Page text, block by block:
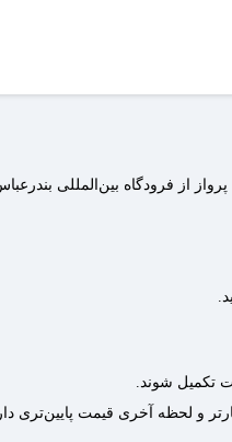
کنید یا برای احتیاط پرینت بلیط
از فرودگاه بین‌المللی
تکمیل شوند.
و لحظه آخری قیمت پایین‌تری